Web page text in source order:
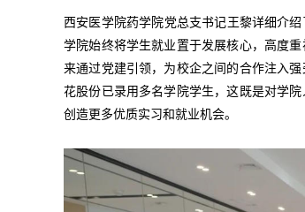
西安医学院药学院党总支书记王黎详细介
学院始终将学生就业置于发展核心，高度
来通过党建引领，为校企之间的合作注入
花股份已录用多名学院学生，这既是对学
创造更多优质实习和就业机会。